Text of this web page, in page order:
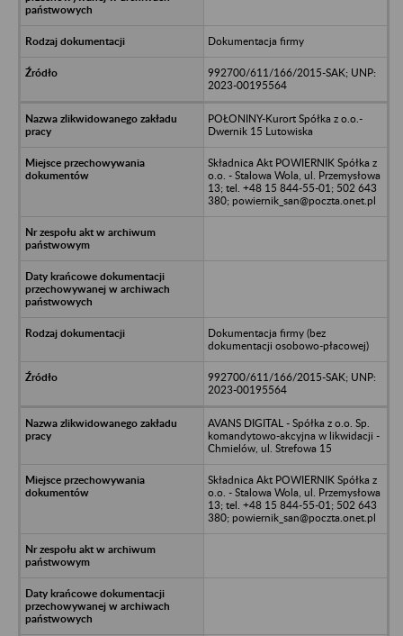
Dokumentacja firmy
992700/611/166/2015-SAK; UNP:
2023-00195564
POŁONINY-Kurort Spółka z o.o.-
Dwernik 15 Lutowiska
Składnica Akt POWIERNIK Spółka z
o.o. - Stalowa Wola, ul. Przemysłowa
13; tel. +48 15 844-55-01; 502 643
380; powiernik_san@poczta.onet.pl
Dokumentacja firmy (bez
dokumentacji osobowo-płacowej)
992700/611/166/2015-SAK; UNP:
2023-00195564
AVANS DIGITAL - Spółka z o.o. Sp.
komandytowo-akcyjna w likwidacji -
Chmielów, ul. Strefowa 15
Składnica Akt POWIERNIK Spółka z
o.o. - Stalowa Wola, ul. Przemysłowa
13; tel. +48 15 844-55-01; 502 643
380; powiernik_san@poczta.onet.pl